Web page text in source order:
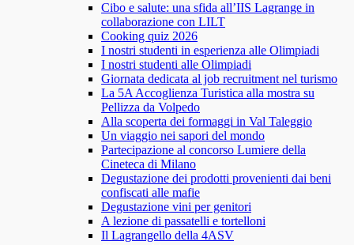
Cibo e salute: una sfida all’IIS Lagrange in
collaborazione con LILT
Cooking quiz 2026
I nostri studenti in esperienza alle Olimpiadi
I nostri studenti alle Olimpiadi
Giornata dedicata al job recruitment nel turismo
La 5A Accoglienza Turistica alla mostra su
Pellizza da Volpedo
Alla scoperta dei formaggi in Val Taleggio
Un viaggio nei sapori del mondo
Partecipazione al concorso Lumiere della
Cineteca di Milano
Degustazione dei prodotti provenienti dai beni
confiscati alle mafie
Degustazione vini per genitori
A lezione di passatelli e tortelloni
Il Lagrangello della 4ASV